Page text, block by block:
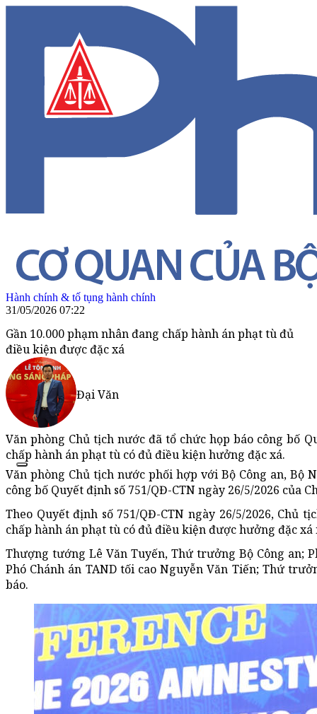
Hành chính & tố tụng hành chính
31/05/2026 07:22
Gần 10.000 phạm nhân đang chấp hành án phạt tù đủ
điều kiện được đặc xá
Đại Văn
Văn phòng Chủ tịch nước đã tổ chức họp báo công bố
chấp hành án phạt tù có đủ điều kiện hưởng đặc xá.
Văn phòng Chủ tịch nước phối hợp với Bộ Công an, Bộ
công bố Quyết định số 751/QĐ-CTN ngày 26/5/2026 của
Theo Quyết định số 751/QĐ-CTN ngày 26/5/2026, Chủ
chấp hành án phạt tù có đủ điều kiện được hưởng đặc xá
Thượng tướng Lê Văn Tuyến, Thứ trưởng Bộ Công an;
Phó Chánh án TAND tối cao Nguyễn Văn Tiến; Thứ
báo.